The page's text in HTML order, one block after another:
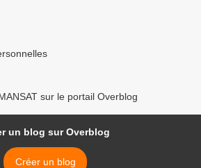
sur le portail Overblog
un blog sur Overblog
Créer un blog